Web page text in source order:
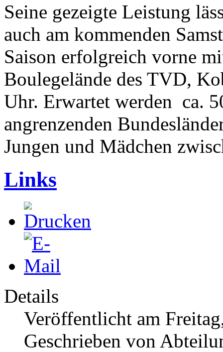
Seine gezeigte Leistung
auch am kommenden
Saison erfolgreich vorne
Boulegelände des TVD,
Uhr. Erwartet werden ca.
angrenzenden
Jungen und Mädchen
Links
Details
Veröffentlicht am
Geschrieben von